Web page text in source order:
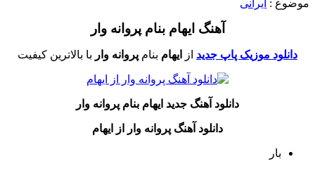
موضوع : ایرانی
آهنگ ایهام بنام پروانه وار
دانلود موزیک پاپ جدید از ایهام بنام پروانه وار با بالاترین کیفیت
دانلود آهنگ جدید ایهام بنام پروانه وار
دانلود آهنگ پروانه وار از ایهام
بار